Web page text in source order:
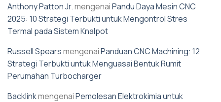
Anthony Patton Jr.mengenaiPandu Daya Mesin CNC
2025: 10 Strategi Terbukti untuk Mengontrol Stres
Termal pada Sistem Knalpot
Russell SpearsmengenaiPanduan CNC Machining: 12
Strategi Terbukti untuk Menguasai Bentuk Rumit
Perumahan Turbocharger
BacklinkmengenaiPemolesan Elektrokimia untuk